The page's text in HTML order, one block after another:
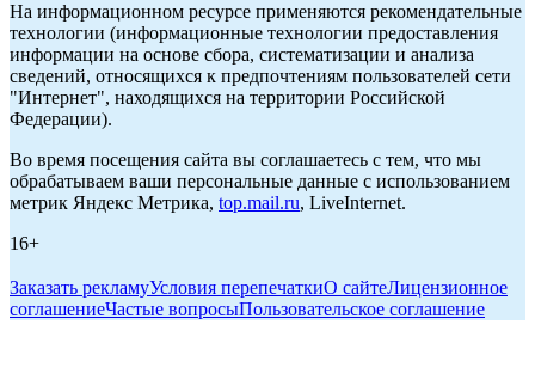
На информационном ресурсе применяются рекомендательные
технологии (информационные технологии предоставления
информации на основе сбора, систематизации и анализа
сведений, относящихся к предпочтениям пользователей сети
"Интернет", находящихся на территории Российской
Федерации).
Во время посещения сайта вы соглашаетесь с тем, что мы
обрабатываем ваши персональные данные с использованием
метрик Яндекс Метрика, top.mail.ru, LiveInternet.
16+
Заказать рекламуУсловия перепечаткиО сайтеЛицензионное
соглашениеЧастые вопросыПользовательское соглашение